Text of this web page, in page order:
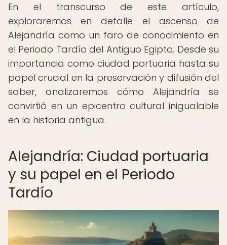
En el transcurso de este artículo,
exploraremos en detalle el ascenso de
Alejandría como un faro de conocimiento en
el Periodo Tardío del Antiguo Egipto. Desde su
importancia como ciudad portuaria hasta su
papel crucial en la preservación y difusión del
saber, analizaremos cómo Alejandría se
convirtió en un epicentro cultural inigualable
en la historia antigua.
Alejandría: Ciudad portuaria
y su papel en el Periodo
Tardío